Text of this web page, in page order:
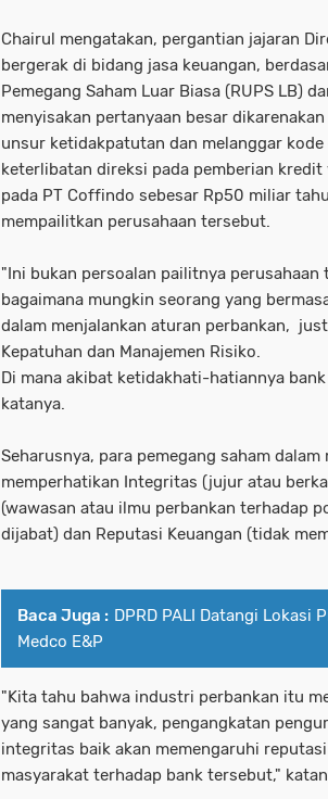
Chairul mengatakan, pergantian jajaran
bergerak di bidang jasa keuangan,
Pemegang Saham Luar Biasa (RUPS LB)
menyisakan pertanyaan besar
unsur ketidakpatutan dan melanggar
keterlibatan direksi pada pemberian
pada PT Coffindo sebesar Rp50 miliar
mempailitkan perusahaan tersebut.
"Ini bukan persoalan pailitnya
bagaimana mungkin seorang yang
dalam menjalankan aturan perbankan,
Kepatuhan dan Manajemen Risiko.
Di mana akibat ketidakhati-hatiannya
katanya.
Seharusnya, para pemegang saham
memperhatikan Integritas (jujur atau
(wawasan atau ilmu perbankan terhadap
dijabat) dan Reputasi Keuangan (tidak
Baca Juga : DPRD PALI Datangi Lokasi
Medco E&P
"Kita tahu bahwa industri perbankan itu
yang sangat banyak, pengangkatan
integritas baik akan memengaruhi
masyarakat terhadap bank tersebut,"